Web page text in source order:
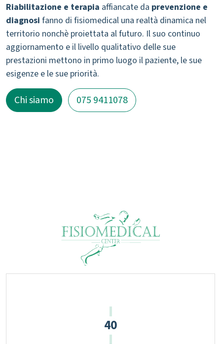
Riabilitazione e terapia affiancate da prevenzione e
diagnosi fanno di fisiomedical una realtà dinamica nel
territorio nonchè proiettata al futuro. Il suo continuo
aggiornamento e il livello qualitativo delle sue
prestazioni mettono in primo luogo il paziente, le sue
esigenze e le sue priorità.
Chi siamo 075 9411078
40